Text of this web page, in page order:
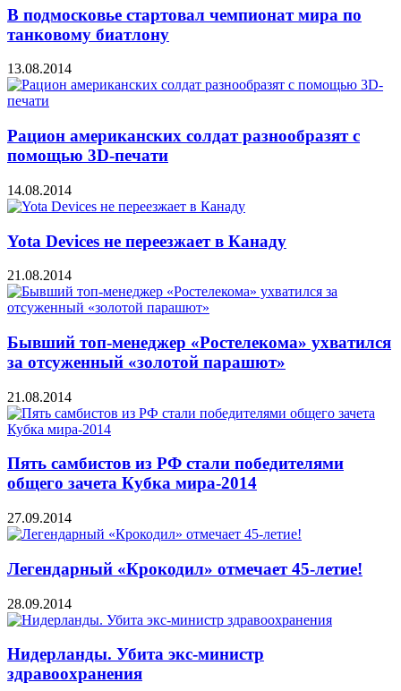
В подмосковье стартовал чемпионат мира по
танковому биатлону
13.08.2014
Рацион американских солдат разнообразят с
помощью 3D-печати
14.08.2014
Yota Devices не переезжает в Канаду
21.08.2014
Бывший топ-менеджер «Ростелекома» ухватился
за отсуженный «золотой парашют»
21.08.2014
Пять самбистов из РФ стали победителями
общего зачета Кубка мира-2014
27.09.2014
Легендарный «Крокодил» отмечает 45-летие!
28.09.2014
Нидерланды. Убита экс-министр
здравоохранения